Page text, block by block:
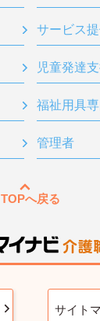
サービス
児童発達
福祉用具
管理者
TOPへ戻る
サイト